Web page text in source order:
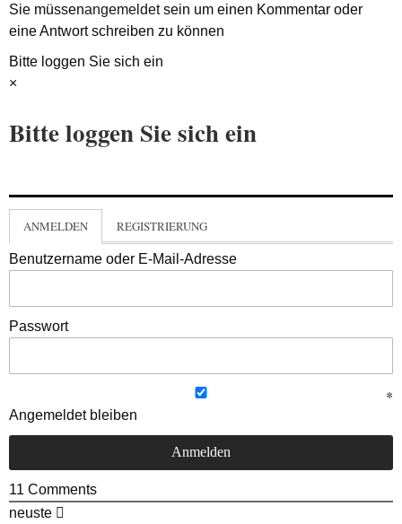
Sie müssenangemeldetsein um einen Kommentar oder
eine Antwort schreiben zu können
Bitte loggen Sie sich ein
×
Bitte loggen Sie sich ein
ANMELDEN REGISTRIERUNG
Benutzername oder E-Mail-Adresse
Passwort
Angemeldet bleiben
11 Comments
neuste